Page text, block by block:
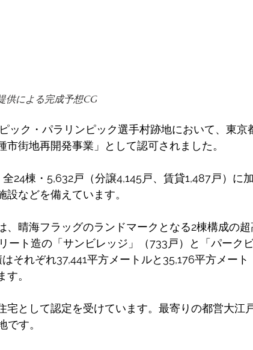
供による完成予想CG
ック・パラリンピック選手村跡地において、東京
街地再開発事業」として認可されました。
24棟・5,632戸（分譲4,145戸、賃貸1,487戸）に加
設などを備えています。
、晴海フラッグのランドマークとなる2棟構成の超
ート造の「サンビレッジ」（733戸）と「パーク
それぞれ37,441平方メートルと35,176平方メート
す。
宅として認定を受けています。最寄りの都営大江
です。